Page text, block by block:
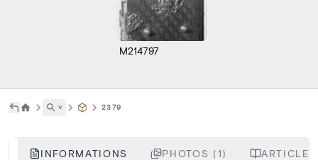
M214797
˅ 2379
INFORMATIONS PHOTOS (1)